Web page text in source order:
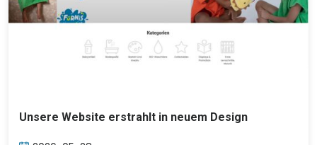
Unsere Website erstrahlt in neuem Design